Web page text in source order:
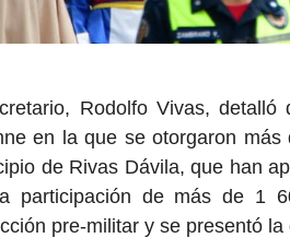
Rodolfo Vivas,
en la que se otorgaron
de Rivas Dávila, que han
participación de más de 1
pre-militar y se presentó